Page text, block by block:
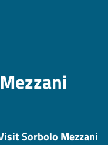
Sorbolo Mezzani
Polizia Mortuaria